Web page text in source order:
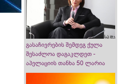
გასაჩივრების შემდეგ ქულა
შესაძლოა დაგაკლდეთ -
აპელაციის თანხა 50 ლარია